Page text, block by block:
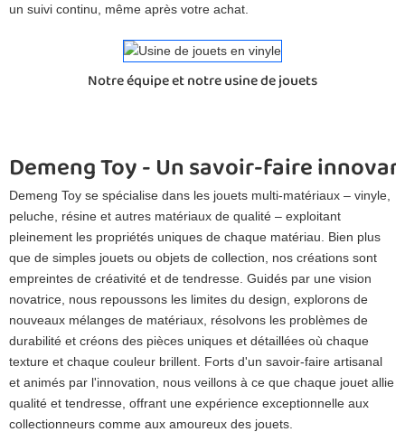
un suivi continu, même après votre achat.
Notre équipe et notre usine de jouets
Demeng Toy - Un savoir-faire
Demeng Toy se spécialise dans les jouets multi-matériaux – vinyle,
peluche, résine et autres matériaux de qualité – exploitant
pleinement les propriétés uniques de chaque matériau. Bien plus
que de simples jouets ou objets de collection, nos créations sont
empreintes de créativité et de tendresse. Guidés par une vision
novatrice, nous repoussons les limites du design, explorons de
nouveaux mélanges de matériaux, résolvons les problèmes de
durabilité et créons des pièces uniques et détaillées où chaque
texture et chaque couleur brillent. Forts d'un savoir-faire artisanal
et animés par l'innovation, nous veillons à ce que chaque jouet allie
qualité et tendresse, offrant une expérience exceptionnelle aux
collectionneurs comme aux amoureux des jouets.